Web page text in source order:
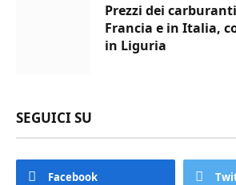
Prezzi dei
Francia e in Italia,
in Liguria
SEGUICI SU
Facebook